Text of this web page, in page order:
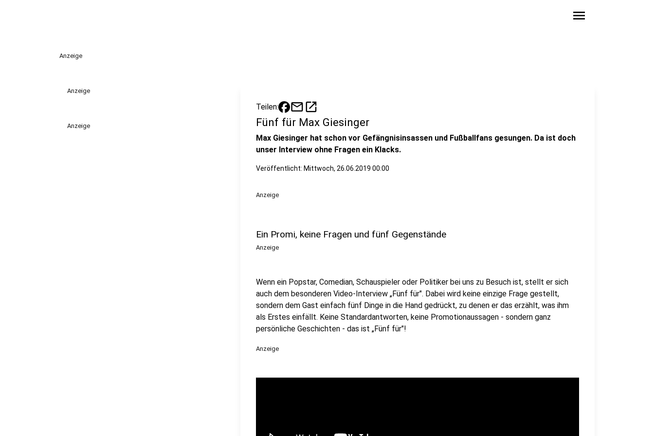
menu
Anzeige
Anzeige
Anzeige
Teilen: mailopen_in_new
Fünf für Max Giesinger
Max Giesinger hat schon vor Gefängnisinsassen und Fußballfans gesungen. Da ist doch
unser Interview ohne Fragen ein Klacks.
Veröffentlicht: Mittwoch, 26.06.2019 00:00
Anzeige
Ein Promi, keine Fragen und fünf Gegenstände
Anzeige
Wenn ein Popstar, Comedian, Schauspieler oder Politiker bei uns zu Besuch ist, stellt er sich
auch dem besonderen Video-Interview „Fünf für". Dabei wird keine einzige Frage gestellt,
sondern dem Gast einfach fünf Dinge in die Hand gedrückt, zu denen er das erzählt, was ihm
als Erstes einfällt. Keine Standardantworten, keine Promotionaussagen - sondern ganz
persönliche Geschichten - das ist „Fünf für"!
Anzeige